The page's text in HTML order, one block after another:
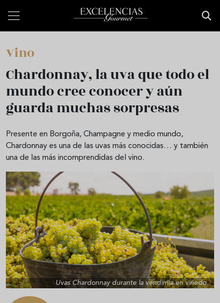
Vino
Chardonnay, la uva que todo el
mundo cree conocer y aún
guarda muchas sorpresas
Presente en Borgoña, Champagne y medio mundo,
Chardonnay es una de las uvas más conocidas… y también
una de las más incomprendidas del vino.
Uvas Chardonnay durante la vendimia en viñedo